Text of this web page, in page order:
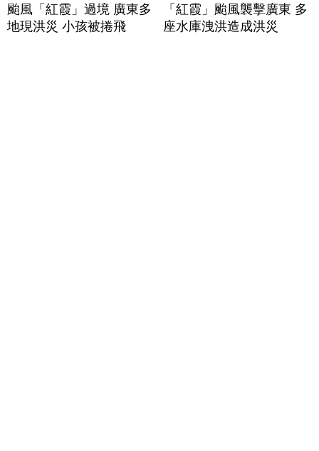
颱風「紅霞」過境 廣東多
地現洪災 小孩被捲飛
「紅霞」颱風襲擊廣東 多
座水庫洩洪造成洪災